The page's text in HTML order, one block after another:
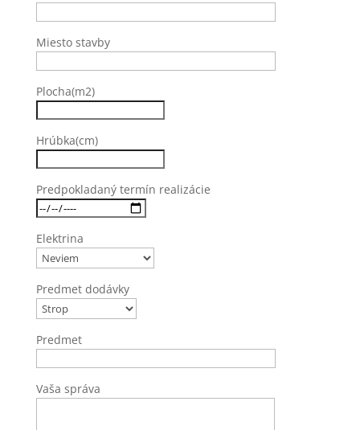
Miesto stavby
Plocha(m2)
Hrúbka(cm)
Predpokladaný termín realizácie
Elektrina
Predmet dodávky
Predmet
Vaša správa